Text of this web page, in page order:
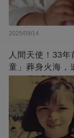
2025/09/14
人間天使！33
童」葬身火海，
崩：真正的英雄